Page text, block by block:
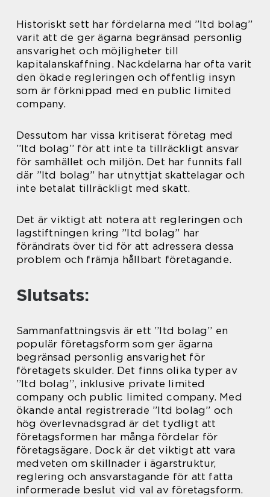
Historiskt sett har fördelarna med ”ltd bolag”
varit att de ger ägarna begränsad personlig
ansvarighet och möjligheter till
kapitalanskaffning. Nackdelarna har ofta varit
den ökade regleringen och offentlig insyn
som är förknippad med en public limited
company.
Dessutom har vissa kritiserat företag med
”ltd bolag” för att inte ta tillräckligt ansvar
för samhället och miljön. Det har funnits fall
där ”ltd bolag” har utnyttjat skattelagar och
inte betalat tillräckligt med skatt.
Det är viktigt att notera att regleringen och
lagstiftningen kring ”ltd bolag” har
förändrats över tid för att adressera dessa
problem och främja hållbart företagande.
Slutsats:
Sammanfattningsvis är ett ”ltd bolag” en
populär företagsform som ger ägarna
begränsad personlig ansvarighet för
företagets skulder. Det finns olika typer av
”ltd bolag”, inklusive private limited
company och public limited company. Med
ökande antal registrerade ”ltd bolag” och
hög överlevnadsgrad är det tydligt att
företagsformen har många fördelar för
företagsägare. Dock är det viktigt att vara
medveten om skillnader i ägarstruktur,
reglering och ansvarstagande för att fatta
informerade beslut vid val av företagsform.